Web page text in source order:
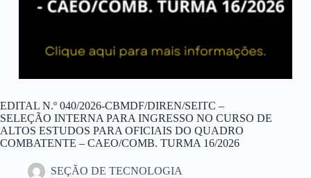
EDITAL N.º 040/2026-CBMDF/DIREN/SEITC –
SELEÇÃO INTERNA PARA INGRESSO NO CURSO DE
ALTOS ESTUDOS PARA OFICIAIS DO QUADRO
COMBATENTE – CAEO/COMB. TURMA 16/2026
SEÇÃO DE TECNOLOGIA